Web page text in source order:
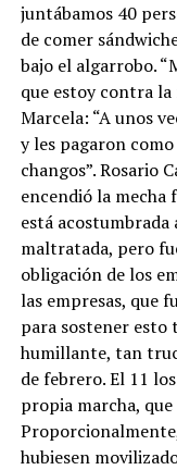
juntábamos 40
de comer
bajo el algarrobo.
que estoy contra la
Marcela: “A unos
y les pagaron
changos”. Rosario
encendió la mecha
está acostumbrada
maltratada, pero
obligación de los
las empresas, que
para sostener esto
humillante, tan
de febrero. El 11
propia marcha,
hubiesen